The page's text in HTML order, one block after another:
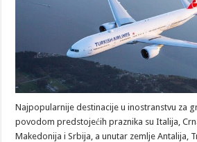
Najpopularnije destinacije u inostranstvu za
povodom predstojećih praznika su Italija,
Makedonija i Srbija, a unutar zemlje Antalija,